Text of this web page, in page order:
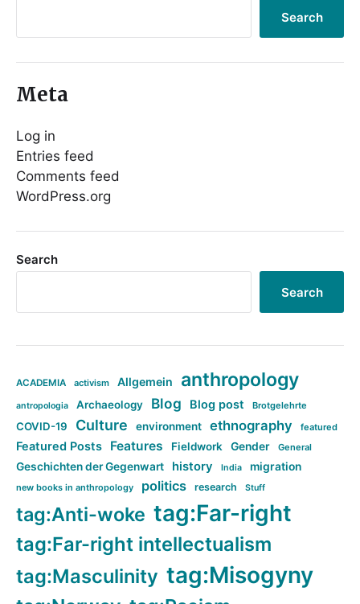
Search
Meta
Log in
Entries feed
Comments feed
WordPress.org
Search
Search
ACADEMIA activism Allgemein anthropology
antropologia Archaeology Blog Blog post Brotgelehrte
COVID-19 Culture environment ethnography featured
Featured Posts Features Fieldwork Gender General
Geschichten der Gegenwart history India migration
new books in anthropology politics research Stuff
tag:Anti-woke tag:Far-right
tag:Far-right intellectualism
tag:Masculinity tag:Misogyny